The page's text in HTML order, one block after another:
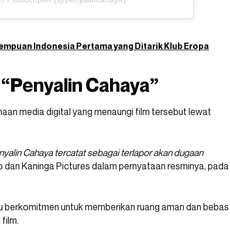
Indonesia Pertama yang Ditarik Klub Eropa
Cahaya”
media digital yang menaungi film tersebut lewat
Cahaya tercatat sebagai terlapor akan dugaan
dan Kaninga Pictures dalam pernyataan resminya, pada
untuk memberikan ruang aman dan bebas